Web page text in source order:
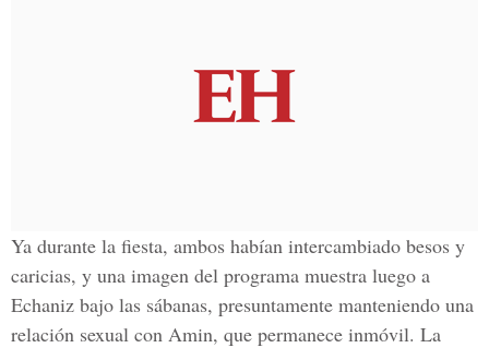
Ya durante la fiesta, ambos habían intercambiado besos y
caricias, y una imagen del programa muestra luego a
Echaniz bajo las sábanas, presuntamente manteniendo una
relación sexual con Amin, que permanece inmóvil. La